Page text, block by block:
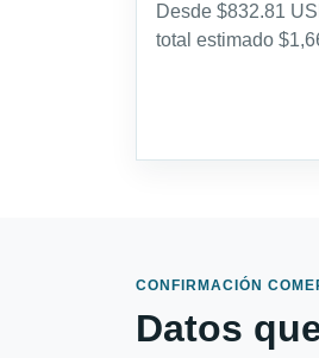
Desde $832.81
total estimado
CONFIRMACIÓN
Datos